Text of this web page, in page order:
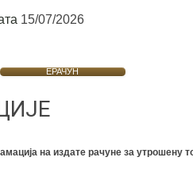
15/07/2026
ЕРАЧУН
на издате рачуне за утрошену